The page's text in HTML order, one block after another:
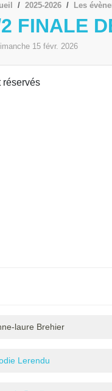
2025-2026 Les
FINALE
15 févr. 2026
réservés
laure Brehier
Lerendu